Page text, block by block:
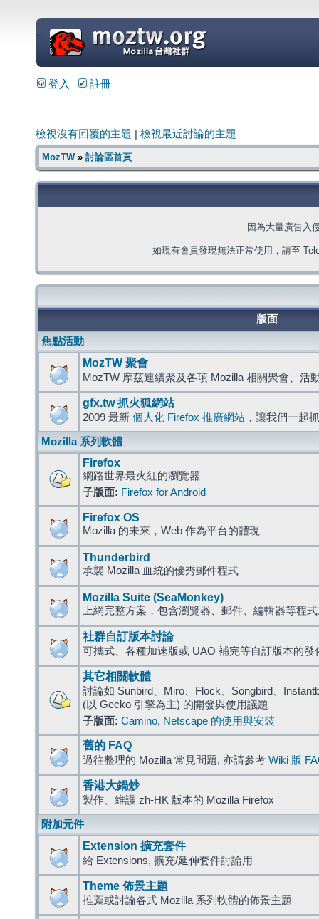
=
登入 註冊
檢視沒有回覆的主題 檢視最近討論的主題
MozTW» 討論區首頁
因為大量廣告入
如現有會員發現無法正常使用，請至
版面
焦點活動
MozTW 聚會
MozTW 摩茲連續聚及各項 Mozilla 相關聚會、活
gfx.tw 抓火狐網站
2009 最新 個人化 Firefox 推廣網站 ，讓我們一起
Mozilla 系列軟體
Firefox
網路世界最火紅的瀏覽器
子版面: Firefox for Android
Firefox OS
Mozilla 的未來，Web 作為平台的體現
Thunderbird
承襲 Mozilla 血統的優秀郵件程式
Mozilla Suite (SeaMonkey)
上網完整方案，包含瀏覽器、郵件、編輯器等程
社群自訂版本討論
可攜式、各種加速版或 UAO 補完等自訂版本的發
其它相關軟體
討論如 Sunbird、Miro、Flock、Songbird、
(以 Gecko 引擎為主) 的開發與使用議題
子版面: Camino, Netscape 的使用與安裝
舊的 FAQ
過往整理的 Mozilla 常見問題, 亦請參考 Wiki 版
香港大鍋炒
製作、維護 zh-HK 版本的 Mozilla Firefox
附加元件
Extension 擴充套件
給 Extensions, 擴充/延伸套件討論用
Theme 佈景主題
推薦或討論各式 Mozilla 系列軟體的佈景主題